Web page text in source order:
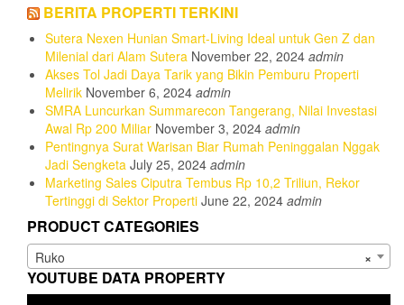
BERITA PROPERTI TERKINI
Sutera Nexen Hunian Smart-Living Ideal untuk Gen Z dan
Milenial dari Alam Sutera November 22, 2024 admin
Akses Tol Jadi Daya Tarik yang Bikin Pemburu Properti
Melirik November 6, 2024 admin
SMRA Luncurkan Summarecon Tangerang, Nilai Investasi
Awal Rp 200 Miliar November 3, 2024 admin
Pentingnya Surat Warisan Biar Rumah Peninggalan Nggak
Jadi Sengketa July 25, 2024 admin
Marketing Sales Ciputra Tembus Rp 10,2 Triliun, Rekor
Tertinggi di Sektor Properti June 22, 2024 admin
PRODUCT CATEGORIES
×
Ruko
YOUTUBE DATA PROPERTY